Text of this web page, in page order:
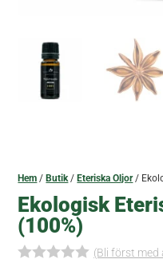
Hem / Butik/ Eteriska Oljor/
Ekologisk
(100%)
(Bli först med